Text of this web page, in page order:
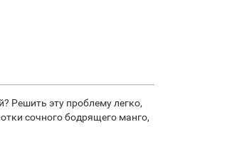
Решить эту проблему легко,
сочного бодрящего манго,